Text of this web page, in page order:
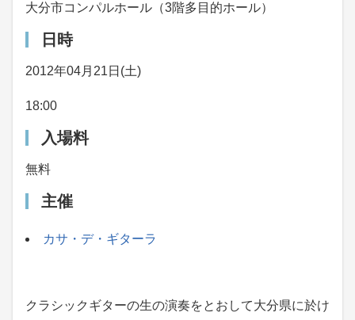
大分市コンパルホール（3階多目的ホール）
日時
2012年04月21日(土)
18:00
入場料
無料
主催
カサ・デ・ギターラ
クラシックギターの生の演奏をとおして大分県に於け